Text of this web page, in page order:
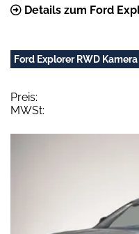
Details zum Ford
Ford Explorer RWD
Preis:
MWSt: